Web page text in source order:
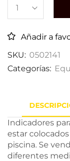
Añadir a
SKU: 0502141
Categorías:
Indicadores
estar
piscina. Se
diferentes